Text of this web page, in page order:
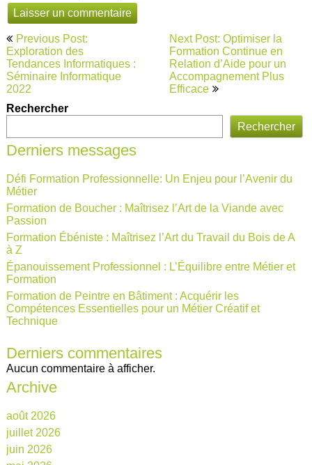
Navigation
de
l’article
Previous Post:
Exploration des
Tendances Informatiques :
Séminaire Informatique
2022
Next Post: Optimiser la
Formation Continue en
Relation d’Aide pour un
Accompagnement Plus
Efficace
Rechercher
Rechercher
Derniers messages
Défi Formation Professionnelle: Un Enjeu pour l’Avenir du
Métier
Formation de Boucher : Maîtrisez l’Art de la Viande avec
Passion
Formation Ébéniste : Maîtrisez l’Art du Travail du Bois de A
à Z
Épanouissement Professionnel : L’Équilibre entre Métier et
Formation
Formation de Peintre en Bâtiment : Acquérir les
Compétences Essentielles pour un Métier Créatif et
Technique
Derniers commentaires
Aucun commentaire à afficher.
Archive
août 2026
juillet 2026
juin 2026